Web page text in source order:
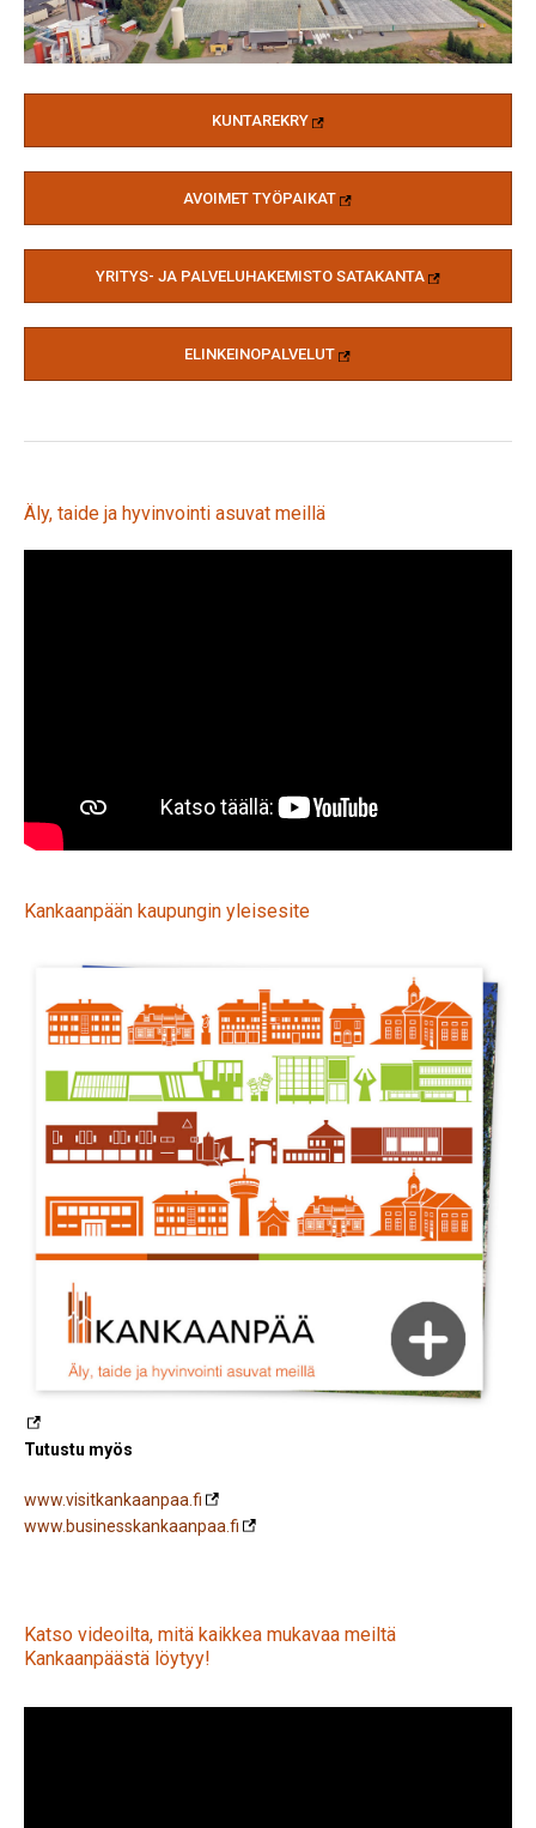
KUNTAREKRY
AVOIMET TYÖPAIKAT
YRITYS- JA PALVELUHAKEMISTO SATAKANTA
ELINKEINOPALVELUT
Äly, taide ja hyvinvointi asuvat meillä
Kankaanpään kaupungin yleisesite
Tutustu myös
www.visitkankaanpaa.fi
www.businesskankaanpaa.fi
Katso videoilta, mitä kaikkea mukavaa meiltä
Kankaanpäästä löytyy!